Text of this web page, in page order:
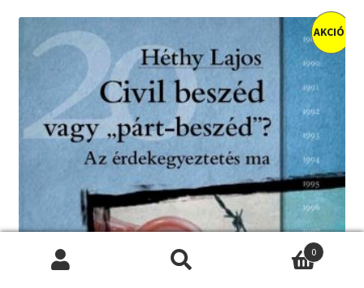
AKCIÓ!
Keresés
0